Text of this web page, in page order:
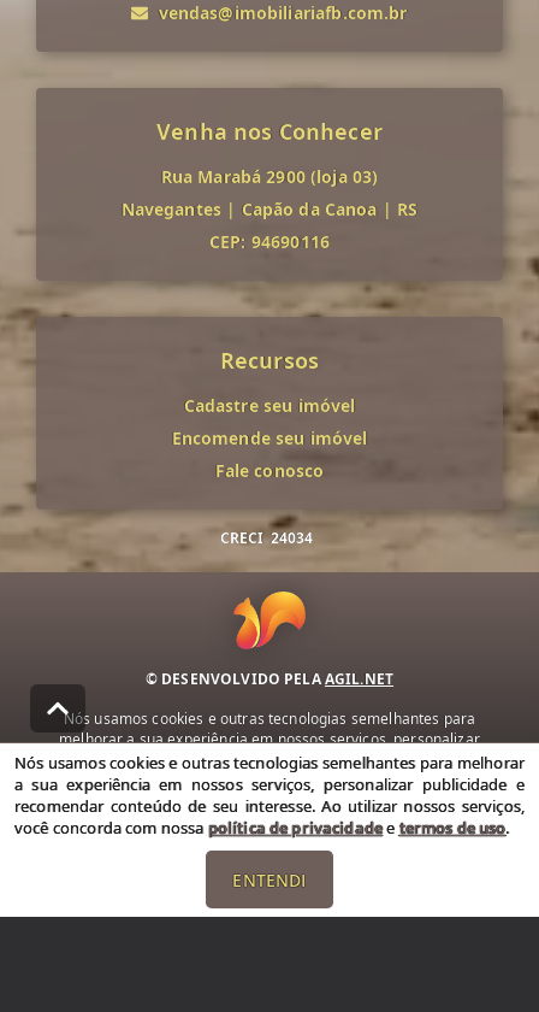
vendas@imobiliariafb.com.br
Venha nos Conhecer
Rua Marabá 2900 (loja 03)
Navegantes | Capão da Canoa | RS
CEP: 94690116
Recursos
Cadastre seu imóvel
Encomende seu imóvel
Fale conosco
CRECI 24034
© DESENVOLVIDO PELAAGIL.NET
Nós usamos cookies e outras tecnologias semelhantes para
melhorar a sua experiência em nossos serviços, personalizar
publicidade e recomendar conteúdo de seu interesse. Ao utilizar
nossos serviços, você concorda com nossa política de privacidade e
termos de uso.
Política de Privacidade Termos de uso
Nós usamos cookies e outras tecnologias semelhantes para melhorar
a sua experiência em nossos serviços, personalizar publicidade e
recomendar conteúdo de seu interesse. Ao utilizar nossos serviços,
você concorda com nossa política de privacidadeetermos de uso.
ENTENDI